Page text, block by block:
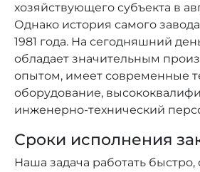
хозяйствующего субъекта в
Однако история самого
1981 года. На сегодняшний
обладает значительным
опытом, имеет современные
оборудование,
инженерно-технический
Сроки исполнения
Наша задача работать быстро,